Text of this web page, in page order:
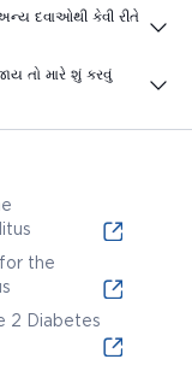
દવાઓથી કેવી રીતે
તો મારે શું કરવું
the
2 Diabetes